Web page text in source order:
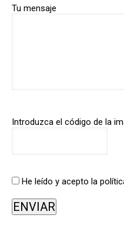
Tu mensaje
Introduzca el código de la
He leído y acepto la